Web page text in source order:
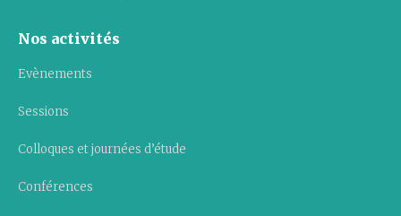
Nos activités
Evènements
Sessions
Colloques et journées d’étude
Conférences